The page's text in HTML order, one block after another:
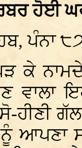
ਹੋਈ
ਪੰਨਾ
ਕੇ
ਵਾਲਾ
ਹੀਣੀ
ਆਪਣਾ